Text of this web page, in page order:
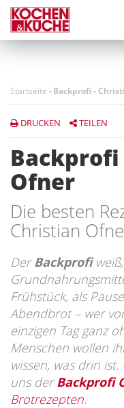
Direkt
zum
Inhalt
Startseite -Backprofi -
DRUCKEN TEILEN
Ofner
Die besten
Christian
Der Backprofi
Frühstück, als
Abendbrot – wer
einzigen Tag ganz
Menschen wollen
wissen, was drin
uns der Backprofi
Brotrezepten.